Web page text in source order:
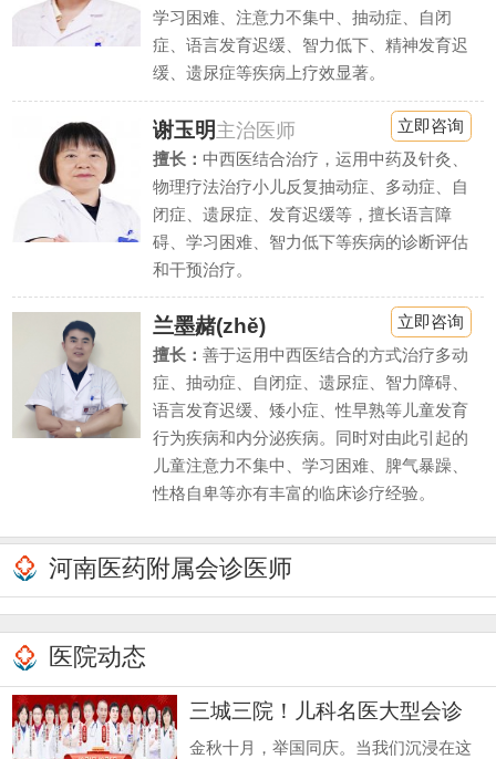
学习困难、注意力不集中、抽动症、自闭
症、语言发育迟缓、智力低下、精神发育迟
缓、遗尿症等疾病上疗效显著。
谢玉明 主治医师
擅长： 中西医结合治疗，运用中药及针灸、
物理疗法治疗小儿反复抽动症、多动症、自
闭症、遗尿症、发育迟缓等，擅长语言障
碍、学习困难、智力低下等疾病的诊断评估
和干预治疗。
立即咨询
兰墨赭(zhě)
擅长： 善于运用中西医结合的方式治疗多动
症、抽动症、自闭症、遗尿症、智力障碍、
语言发育迟缓、矮小症、性早熟等儿童发育
行为疾病和内分泌疾病。同时对由此引起的
儿童注意力不集中、学习困难、脾气暴躁、
性格自卑等亦有丰富的临床诊疗经验。
立即咨询
河南医药附属会诊医师
医院动态
三城三院！儿科名医大型会诊
预告
金秋十月，举国同庆。当我们沉浸在这